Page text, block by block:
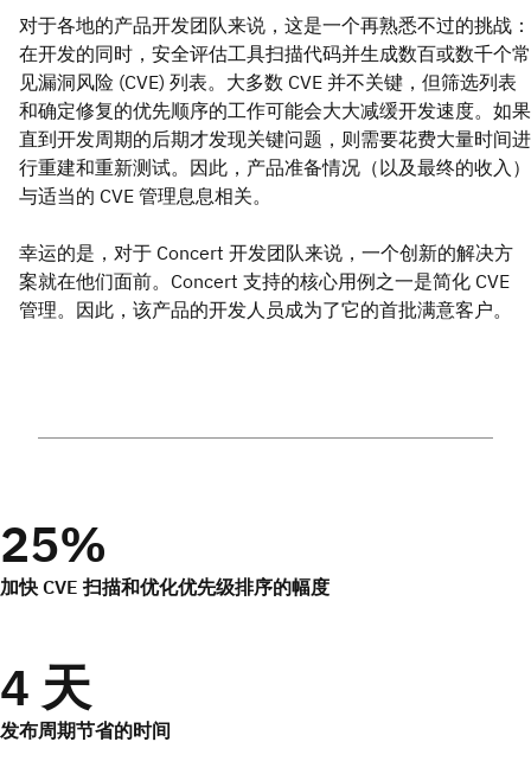
对于各地的产品开发团队来说，这是一个再熟悉不过的挑战：
在开发的同时，安全评估工具扫描代码并生成数百或数千个常
见漏洞风险 (CVE) 列表。大多数 CVE 并不关键，但筛选列表
和确定修复的优先顺序的工作可能会大大减缓开发速度。如果
直到开发周期的后期才发现关键问题，则需要花费大量时间进
行重建和重新测试。因此，产品准备情况（以及最终的收入）
与适当的 CVE 管理息息相关。
幸运的是，对于 Concert 开发团队来说，一个创新的解决方
案就在他们面前。Concert 支持的核心用例之一是简化 CVE
管理。因此，该产品的开发人员成为了它的首批满意客户。
25%
加快 CVE 扫描和优化优先级排序的幅度
4 天
发布周期节省的时间